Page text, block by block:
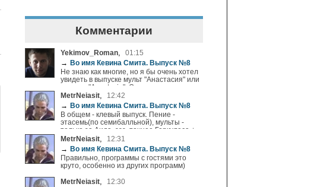
Комментарии
Yekimov_Roman, 01:15
→ Во имя Кевина Смита. Выпуск №8
Не знаю как многие, но я бы очень хотел
увидеть в выпуске мульт "Анастасия" или
от англ. "Anastasia". Очень годная
картина моего детства.
MetrNeiasit,
12:42
→
Во имя Кевина Смита. Выпуск №8
В общем - клевый выпуск. Пение -
этасемь(по семибалльной), мульты -
только за Аида, эээ, точнее Геркулеса +,
финал Джекичан-стайла - збс)
MetrNeiasit
12:31
→ Во имя Кевина Смита. Выпуск №8
Правильно, программы с гостями это
круто, особенно из других программ)
MetrNeiasit,
12:30